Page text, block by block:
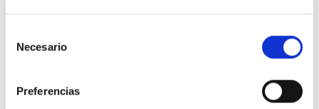
Necesario
Preferencias
Si la instalación se hace en el garaje
eléctricos de la comunidad?